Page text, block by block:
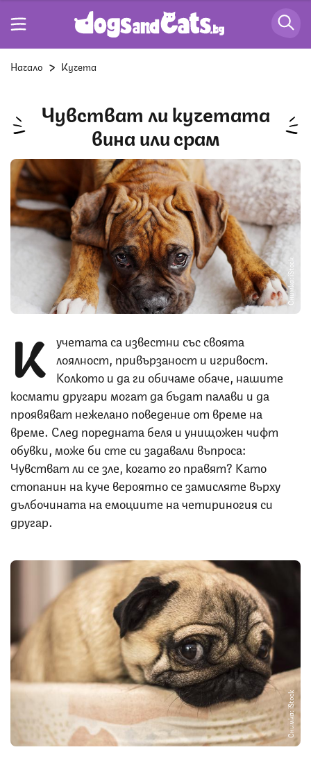
Начало Кучета
Чувстват ли кучетата
вина или срам
Снимка: iStock
К учетата са известни със своята
лоялност, привързаност и игривост.
Колкото и да ги обичаме обаче, нашите
космати другари могат да бъдат палави и да
проявяват нежелано поведение от време на
време. След поредната беля и унищожен чифт
обувки, може би сте си задавали въпроса:
Чувстват ли се зле, когато го правят? Като
стопанин на куче вероятно се замисляте върху
дълбочината на емоциите на четириногия си
другар.
Снимка: iStock